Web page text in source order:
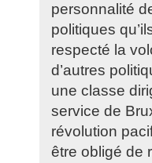
personnalité
politiques
respecté la
d’autres
une classe
service de
révolution
être obligé de